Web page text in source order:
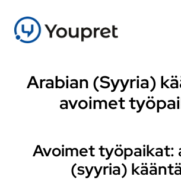
Arabian (Syyria)
avoimet
Avoimet työpaikat:
(syyria)